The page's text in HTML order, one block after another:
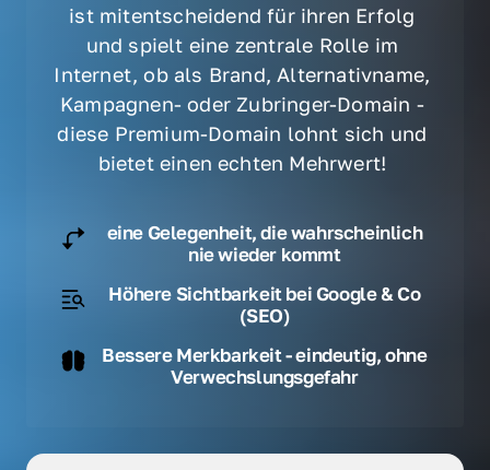
ist mitentscheidend für ihren Erfolg
und spielt eine zentrale Rolle im
Internet, ob als Brand, Alternativname,
Kampagnen- oder Zubringer-Domain -
diese Premium-Domain lohnt sich und
bietet einen echten Mehrwert!
eine Gelegenheit, die wahrscheinlich
nie wieder kommt
Höhere Sichtbarkeit bei Google & Co
(SEO)
Bessere Merkbarkeit - eindeutig, ohne
Verwechslungsgefahr